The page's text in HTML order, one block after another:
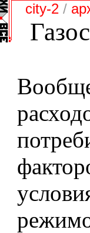
city-2 /